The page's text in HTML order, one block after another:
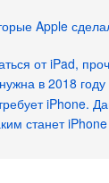
Apple
от iPad,
в 2018 году
iPhone.
станет